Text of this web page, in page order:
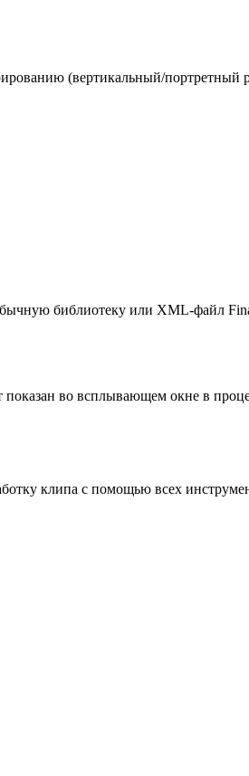
(вертикальный/портретный
библиотеку или XML-файл
показан во всплывающем окне в
клипа с помощью всех